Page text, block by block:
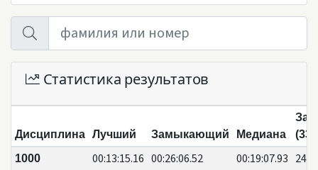
Статистика результатов
Дисциплина Лучший Замыкающий Медиана
(33)
1000
00:13:15.16 00:26:06.52 00:19:07.93 24